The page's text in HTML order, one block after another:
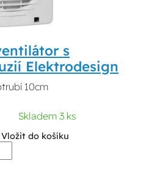
s
Elektrodesign
10cm
Skladem 3 ks
Vložit do košíku